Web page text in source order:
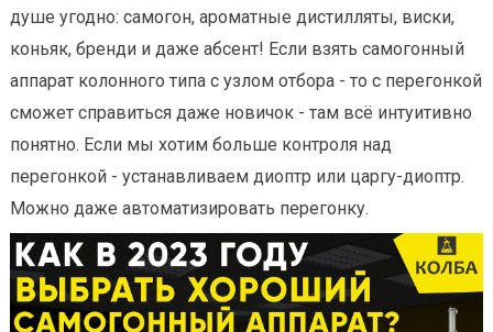
душе угодно: самогон, ароматные дистилляты, виски,
коньяк, бренди и даже абсент! Если взять самогонный
аппарат колонного типа с узлом отбора - то с перегонкой
сможет справиться даже новичок - там всё интуитивно
понятно. Если мы хотим больше контроля над
перегонкой - устанавливаем диоптр или царгу-диоптр.
Можно даже автоматизировать перегонку.